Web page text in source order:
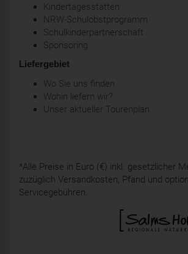
Kindertagesstätten
NRW-Schulobstprogramm
Schulkinderpartnerschaft
Sponsoring
Liefergebiet
Wo Sie uns finden
Wohin liefern wir?
Unser aktueller Tourenplan
*Alle Preise in Euro (€) inkl. gesetzlicher
zuzüglich Versandkosten, Pfand und
Servicegebühren.